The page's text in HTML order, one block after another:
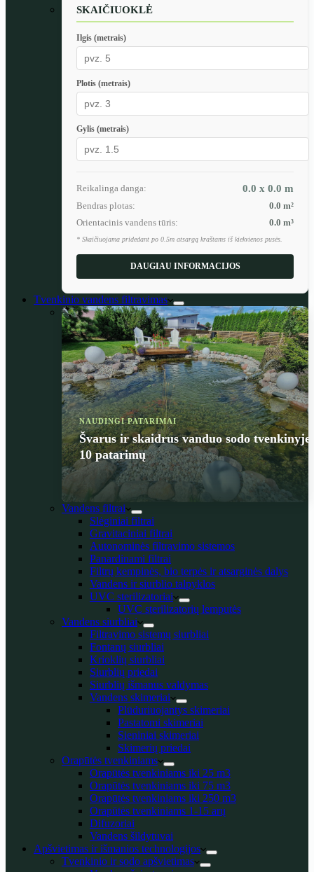
SKAIČIUOKLĖ
Ilgis (metrais)
Plotis (metrais)
Gylis (metrais)
Reikalinga danga: 0.0 x 0.0 m
Bendras plotas: 0.0 m²
Orientacinis vandens tūris:
0.0 m³
* Skaičiuojama pridedant po 0.5m atsargą kraštams iš kiekvienos pusės.
DAUGIAU INFORMACIJOS
Tvenkinio vandens filtravimas
NAUDINGI PATARIMAI
Švarus ir skaidrus vanduo sodo tvenkinyje:
10 patarimų
Vandens filtrai
Slėginiai filtrai
Gravitaciniai filtrai
Autonominės filtravimo sistemos
Panardinami filtrai
Filtrų kempinės, bio terpės ir atsarginės dalys
Vandens ir siurblio talpyklos
UVC sterilizatoriai
UVC sterilizatorių lemputės
Vandens siurbliai
Filtravimo sistemų siurbliai
Fontanų siurbliai
Krioklių siurbliai
Siurblių priedai
Siurblių išmanus valdymas
Vandens skimeriai
Plūduriuojantys skimeriai
Pastatomi skimeriai
Sieniniai skimeriai
Skimerių priedai
Orapūtės tvenkiniams
Orapūtės tvenkiniams iki 25 m3
Orapūtės tvenkiniams iki 75 m3
Orapūtės tvenkiniams iki 250 m3
Orapūtės tvenkiniams 1-15 arų
Difuzoriai
Vandens šildytuvai
Apšvietimas ir išmanios technologijos
Tvenkinio ir sodo apšvietimas